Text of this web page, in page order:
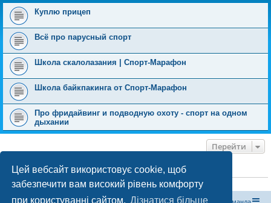
Цей вебсайт використовує cookie, щоб
забезпечити вам високий рівень комфорту
при користуванні сайтом. Дізнатися більше
я
Куплю прицеп
Всё про парусный спорт
Школа скалолазания | Спорт-Марафон
Школа байкпакинга от Спорт-Марафон
Про фридайвинг и подводную охоту - спорт на одном
дыхании
Перейти
ХТО ЗАРАЗ ОНЛАЙН
Зараз переглядають цей форум:ClaudeBot [бот ШІ]і 0 гостей